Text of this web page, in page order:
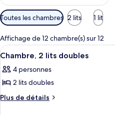
Filtres
disponibles
pour
les
chambres
Toutes les chambres 2 lits 1 lit
Affichage de 12 chambre(s) sur 12
Afficher
toutes
les
photos
pour
7
Chambre, 2 lits doubles
4 personnes
2 lits doubles
Plus de détails
Plus